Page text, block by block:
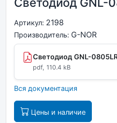
Артикул: 2198
Производитель: G-NOR
Светодиод GNL-
pdf, 110.4 kB
Вся документация
Цены и наличие